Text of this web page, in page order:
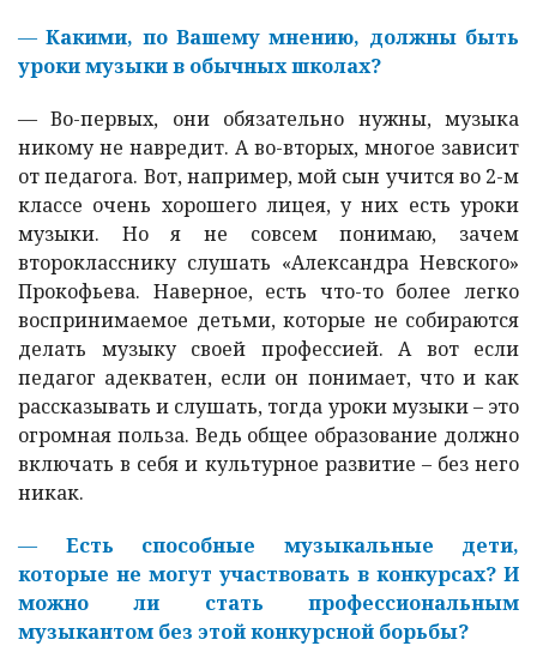
—Какими, по Вашему мнению, должны быть
уроки музыки в обычных школах?
—Во-первых, они обязательно нужны, музыка
никому не навредит. А во-вторых, многое зависит
от педагога. Вот, например, мой сын учится во 2-м
классе очень хорошего лицея, у них есть уроки
музыки. Но я не совсем понимаю, зачем
второкласснику слушать «Александра Невского»
Прокофьева. Наверное, есть что-то более легко
воспринимаемое детьми, которые не собираются
делать музыку своей профессией. А вот если
педагог адекватен, если он понимает, что и как
рассказывать и слушать, тогда уроки музыки – это
огромная польза. Ведь общее образование должно
включать в себя и культурное развитие – без него
никак.
— Есть способные музыкальные дети,
которые не могут участвовать в конкурсах? И
можно ли стать профессиональным
музыкантом без этой конкурсной борьбы?